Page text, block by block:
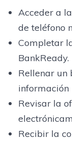
Acceder a
de teléfono
Completar
BankReady.
Rellenar un
información
Revisar la
Recibir la